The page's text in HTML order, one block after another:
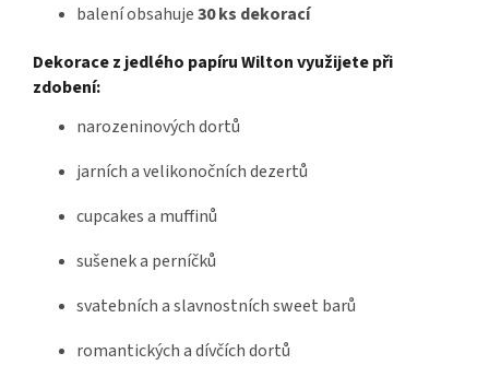
balení obsahuje30 ks dekorací
Dekorace z jedlého papíru Wilton využijete při
zdobení:
narozeninových dortů
jarních a velikonočních dezertů
cupcakes a muffinů
sušenek a perníčků
svatebních a slavnostních sweet barů
romantických a dívčích dortů